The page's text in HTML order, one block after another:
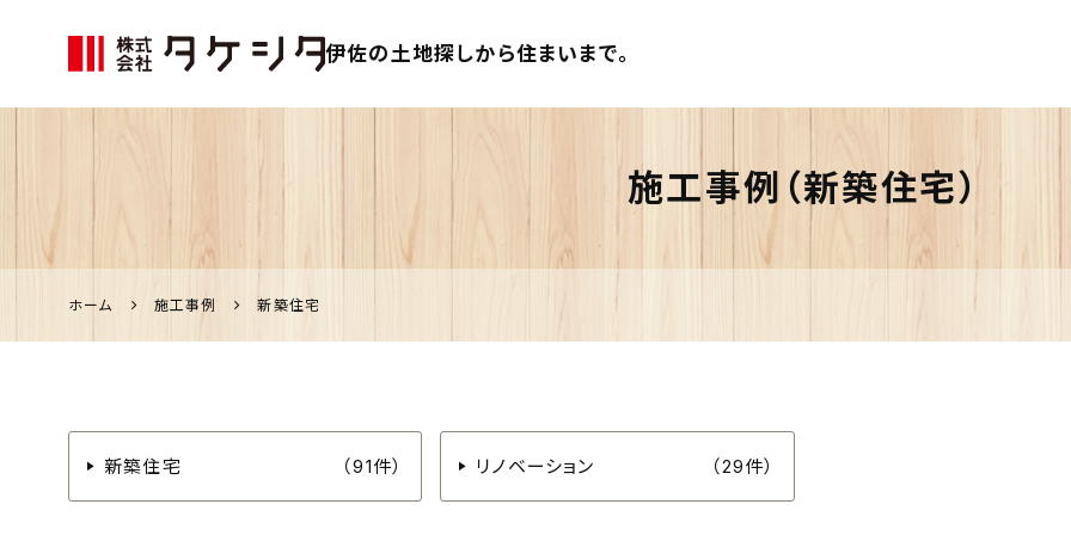
伊佐市の家づく
り、不動産のこ
となら「タケシ
タ」
伊佐の土地探しから住まいまで。
施工事例（新築住宅）
ホーム 施工事例 新築住宅
新築住宅 （91件） リノベーション （29件）